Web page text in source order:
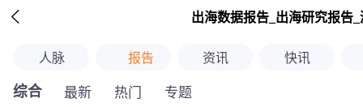
 出海数据报告_出海研究报告
人脉 报告 资讯 快讯
综合 最新 热门 专题